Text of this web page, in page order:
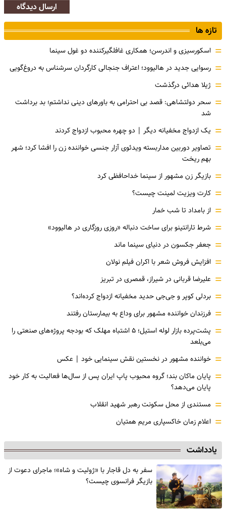
ارسال دیدگاه
تازه ها
= اسکورسیزی و اندرسن؛ همکاری غافلگیرکننده دو غول سینما
= رسوایی جدید در هالیوود؛ اعتراف جنجالی کارگردان سرشناس به دروغ‌گویی
= ژیلا هدائی درگذشت
= سحر دولتشاهی: قصد بی احترامی به باورهای دینی نداشتم؛ بد برداشت
شد
= یک ازدواج مخفیانه دیگر | دو چهره محبوب ازدواج کردند
= تصاویر دوربین مداربسته ویدئوی آزار جنسی خواننده زن را افشا کرد؛ شهر
بهم ریخت
= بازیگر زن مشهور از سینما خداحافظی کرد
= کارت ویزیت لمینت چیست؟
= از بامداد تا شب خمار
= شرط تارانتینو برای ساخت دنباله «روزی روزگاری در هالیوود»
= جعفر جکسون در دنیای سینما ماند
= افزایش فروش شعر با اکران فیلم نولان
= علیرضا قربانی در شیراز، قمصری در تبریز
= بردلی کوپر و جی‌جی حدید مخفیانه ازدواج کرده‌اند؟
= فرزندان خواننده مشهور برای وداع به بیمارستان رفتند
=
پشت‌پرده بازار لوله استیل؛ ۵ اشتباه مهلک که بودجه پروژه‌های صنعتی را
می‌بلعد
= خواننده مشهور در نخستین نقش سینمایی خود |‌ عکس
= پایان ماکان بند؛ گروه محبوب پاپ ایران پس از سال‌ها فعالیت به کار خود
پایان می‌دهد؟
= مستندی از محل سکونت رهبر شهید انقلاب
= اعلام زمان خاکسپاری مریم همتیان
یادداشت
سفر به دل قاجار با «ژولیت و شاه»؛ ماجرای دعوت از
‌بازیگر فرانسوی چیست؟